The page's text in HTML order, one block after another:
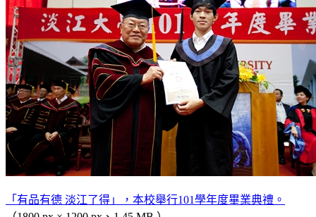
「有品有德 淡江了得」，本校舉行101學年度畢業典禮。